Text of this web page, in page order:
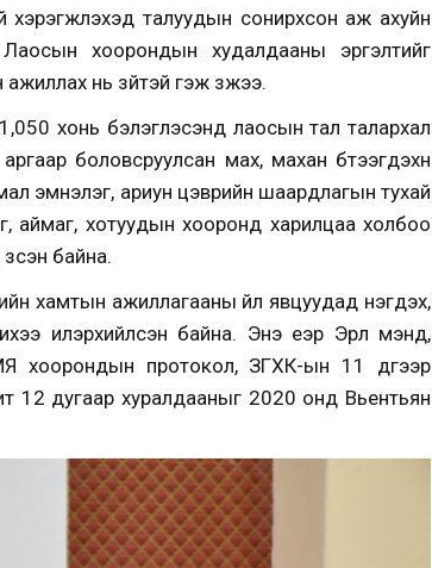
талуудын сонирхсон аж ахуйн
хоорондын худалдааны эргэлтийг
нь зүйтэй гэж үзжээ.
хонь бэлэглэсэнд лаосын тал талархал
боловсруулсан мах, махан бүтээгдэхүүн
эмнэлэг, ариун цэврийн шаардлагын тухай
аймаг, хотуудын хооронд харилцаа холбоо
байна.
хамтын ажиллагааны үйл явцуудад нэгдэх,
илэрхийлсэн байна. Энэ үеэр Эрүүл мэнд,
хоорондын протокол, ЗГХК-ын 11 дүгээр
12 дугаар хуралдааныг 2020 онд Вьентьян